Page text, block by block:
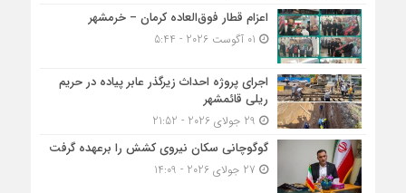
اعزام قطار فوق‌العاده کرمان – خرمشهر
اجرای پروژه احداث زیرگذر عابر پیاده در حریم
ریلی قائمشهر
گوگوچانی سکان نیروی کشش را برعهده گرفت